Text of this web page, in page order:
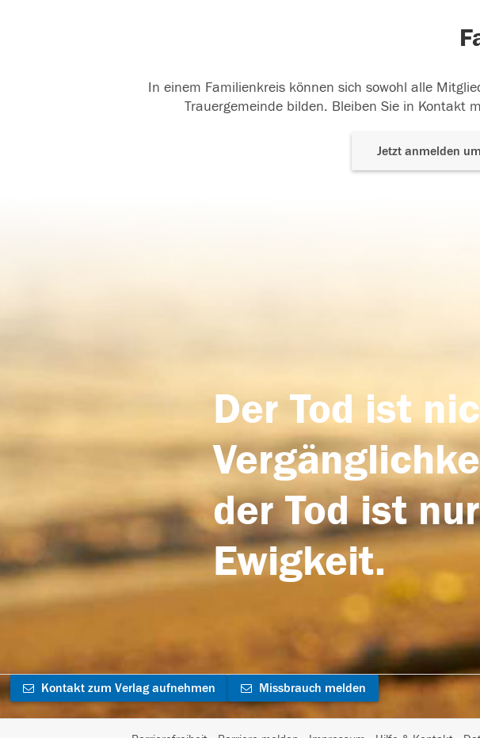
In einem Familienkreis können sich sowohl alle
Trauergemeinde bilden. Bleiben Sie in Kontakt
Jetzt anmelden
Der Tod ist
der Tod ist
Ewigkeit.
Kontakt zum Verlag aufnehmen Missbrauch melden